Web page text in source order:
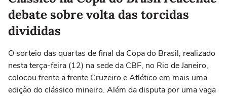
debate sobre volta das torcidas
divididas
O sorteio das quartas de final da Copa do Brasil, realizado
nesta terça-feira (12) na sede da CBF, no Rio de Janeiro,
colocou frente a frente Cruzeiro e Atlético em mais uma
edição do clássico mineiro. Além da disputa por uma vaga